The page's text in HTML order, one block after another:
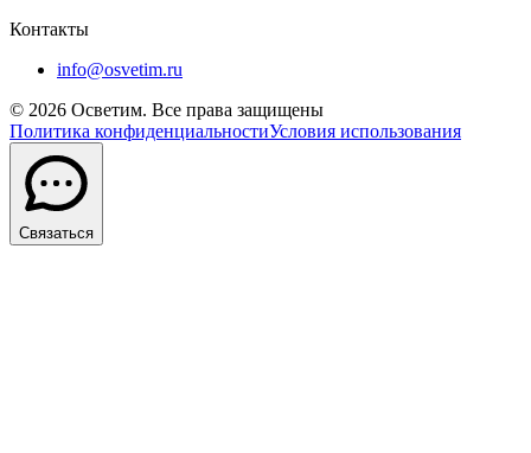
Контакты
info@osvetim.ru
© 2026 Осветим. Все права защищены
Политика конфиденциальностиУсловия использования
Связаться